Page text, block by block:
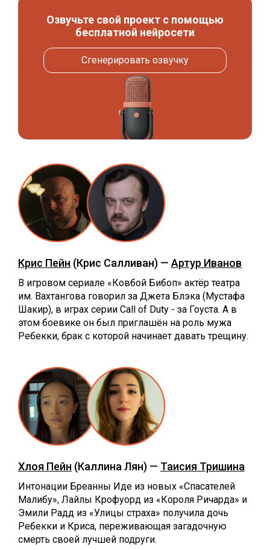
Озвучьте свой проект с помощью
бесплатной нейросети
Сгенерировать озвучку
Крис Пейн (Крис Салливан) — Артур Иванов
В игровом сериале «Ковбой Бибоп» актёр театра
им. Вахтангова говорил за Джета Блэка (Мустафа
Шакир), в играх серии Call of Duty - за Гоуста. А в
этом боевике он был приглашён на роль мужа
Ребекки, брак с которой начинает давать трещину.
Хлоя Пейн (Каллина Лян) — Таисия Тришина
Интонации Бреанны Иде из новых «Спасателей
Малибу», Лайлы Крофуорд из «Короля Ричарда» и
Эмили Радд из «Улицы страха» получила дочь
Ребекки и Криса, переживающая загадочную
смерть своей лучшей подруги.